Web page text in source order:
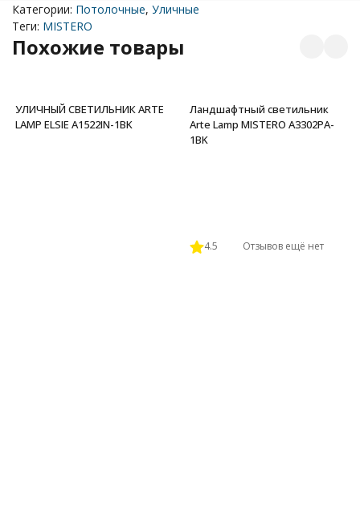
Категории: Потолочные, Уличные
Теги: MISTERO
Похожие товары
УЛИЧНЫЙ СВЕТИЛЬНИК ARTE
LAMP ELSIE A1522IN-1BK
Ландшафтный светильник
Arte Lamp MISTERO A3302PA-
1BK
4.5 Отзывов ещё нет